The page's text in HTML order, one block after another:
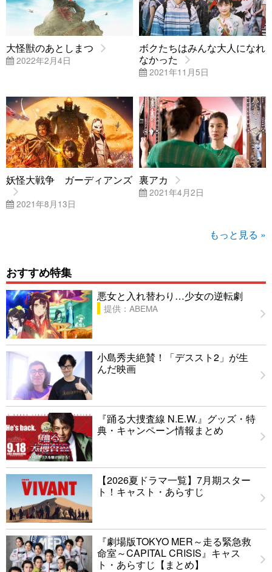
大怪獣のあとしまつ
2022年2月4日
ボクたちはみんな大人になれ
なかった
2021年11月5日
妖怪大戦争 ガーディアンズ
2021年8月13日
裏アカ
2021年4月2日
もっと見る »
おすすめ特集
悪女と入れ替わり…少女の逆転劇
提供：ABEMA
小島秀夫絶賛！「デススト2」が生
んだ映画
『踊る大捜査線 N.E.W.』グッズ・特
典・キャンペーン情報まとめ
【2026夏ドラマ一覧】7月期スター
ト！キャスト・あらすじ
『劇場版TOKYO MER～走る緊急救
命室～CAPITAL CRISIS』キャス
ト・あらすじ【まとめ】